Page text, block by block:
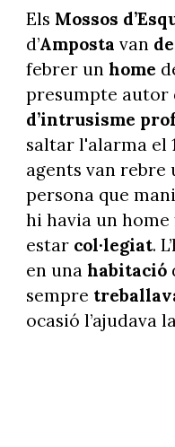
Els Mossos
d’Amposta van
febrer un home
presumpte autor
d’intrusisme
saltar l'alarma el
agents van rebre
persona que
hi havia un home
estar col·legiat.
en una habitació
sempre
ocasió l’ajudava